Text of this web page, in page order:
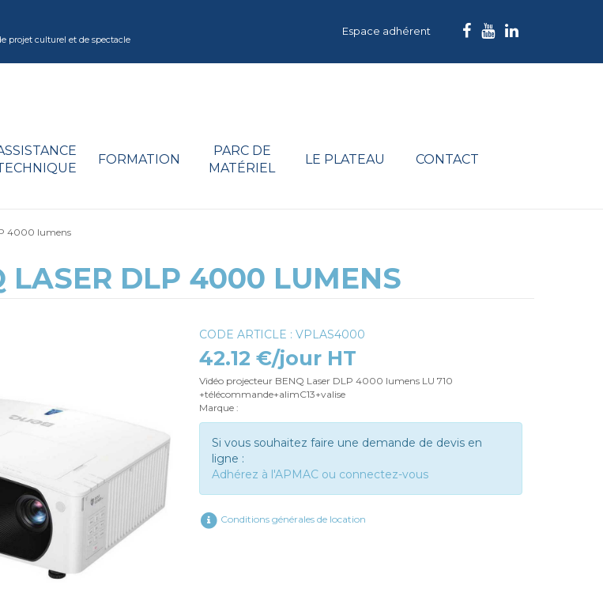
projet culturel et de spectacle
Espace adhérent
FORMATION
PARC DE
MATÉRIEL
LE PLATEAU CONTACT
4000 lumens
LASER DLP 4000 LUMENS
CODE ARTICLE : VPLAS4000
42.12 €/jour HT
Vidéo projecteur BENQ Laser DLP 4000 lumens LU 710
+télécommande+alimC13+valise
Marque :
Si vous souhaitez faire une demande de devis en
ligne :
Adhérez à l'APMAC ou connectez-vous
Conditions générales de location